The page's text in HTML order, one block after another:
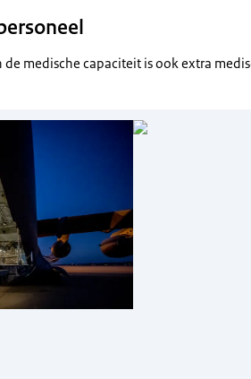
de medische capaciteit is ook extra